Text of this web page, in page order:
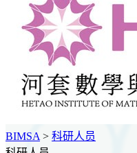
BIMSA > 科研人员